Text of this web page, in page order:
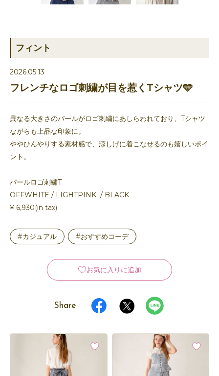
フィント
2026.05.13
フレンチなロゴ刺繍が目を惹くTシャツ🩵
異なる大きさのパールがロゴ刺繍にあしらわれており、Tシャツ
ながらも上品な印象に。
ややひんやりする素材感で、涼しげに着こなせるのも嬉しいポイ
ント。
パールロゴ刺繍T
OFFWHITE / LIGHTPINK / BLACK
¥ 6,930(in tax)
#カジュアル #おすすめコーデ
お気に入りに追加
Share